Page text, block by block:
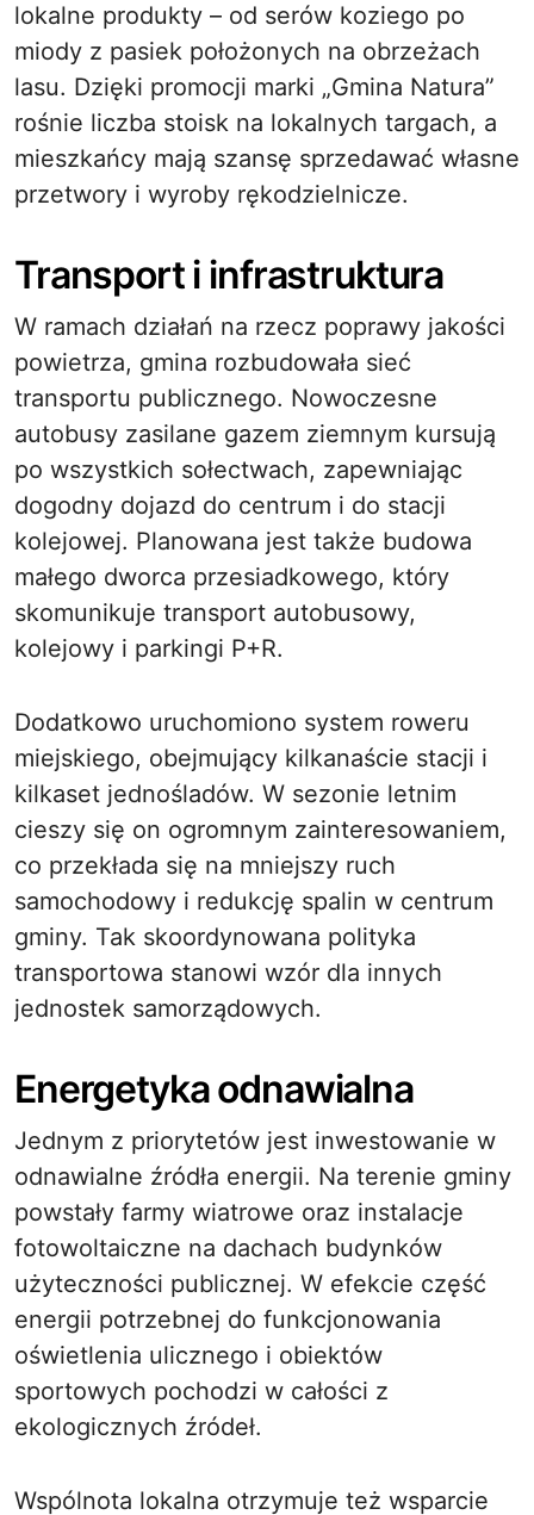
lokalne produkty – od serów koziego po
miody z pasiek położonych na obrzeżach
lasu. Dzięki promocji marki „Gmina Natura”
rośnie liczba stoisk na lokalnych targach, a
mieszkańcy mają szansę sprzedawać własne
przetwory i wyroby rękodzielnicze.
Transport i infrastruktura
W ramach działań na rzecz poprawy jakości
powietrza, gmina rozbudowała sieć
transportu publicznego. Nowoczesne
autobusy zasilane gazem ziemnym kursują
po wszystkich sołectwach, zapewniając
dogodny dojazd do centrum i do stacji
kolejowej. Planowana jest także budowa
małego dworca przesiadkowego, który
skomunikuje transport autobusowy,
kolejowy i parkingi P+R.
Dodatkowo uruchomiono system roweru
miejskiego, obejmujący kilkanaście stacji i
kilkaset jednośladów. W sezonie letnim
cieszy się on ogromnym zainteresowaniem,
co przekłada się na mniejszy ruch
samochodowy i redukcję spalin w centrum
gminy. Tak skoordynowana polityka
transportowa stanowi wzór dla innych
jednostek samorządowych.
Energetyka odnawialna
Jednym z priorytetów jest inwestowanie w
odnawialne źródła energii. Na terenie gminy
powstały farmy wiatrowe oraz instalacje
fotowoltaiczne na dachach budynków
użyteczności publicznej. W efekcie część
energii potrzebnej do funkcjonowania
oświetlenia ulicznego i obiektów
sportowych pochodzi w całości z
ekologicznych źródeł.
Wspólnota lokalna otrzymuje też wsparcie